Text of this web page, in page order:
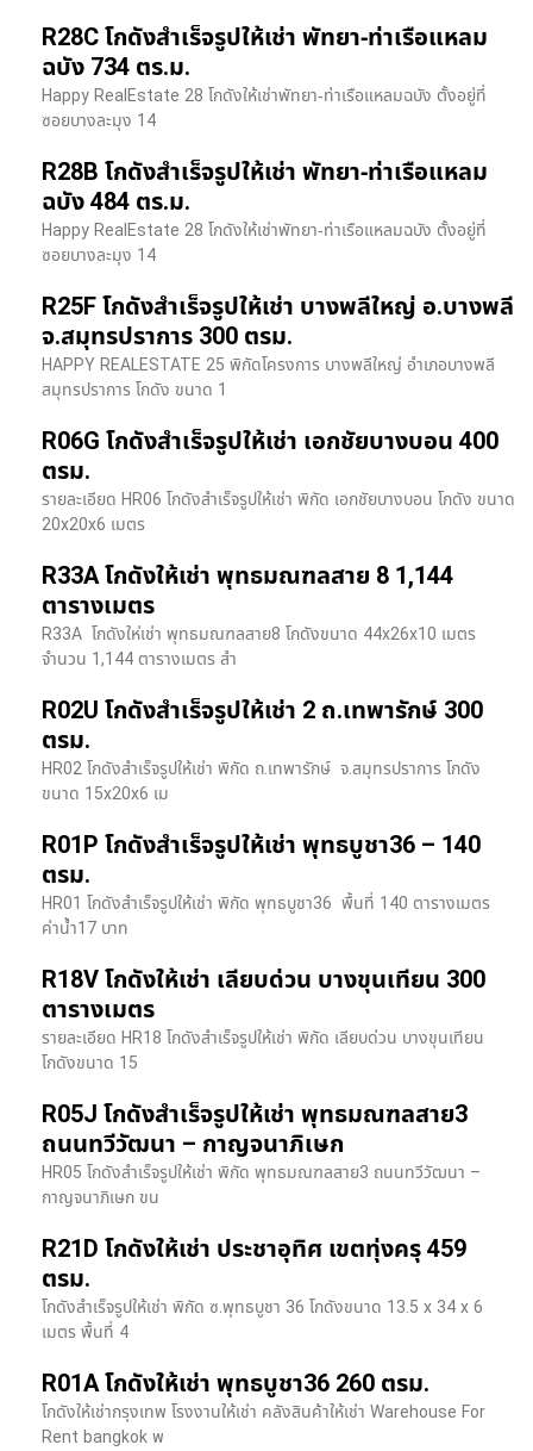
R28C โกดังสำเร็จรูปให้เช่า พัทยา-ท่าเรือแหลม
ฉบัง 734 ตร.ม.
Happy RealEstate 28 โกดังให้เช่าพัทยา-ท่าเรือแหลมฉบัง ตั้งอยู่ที่
ซอยบางละมุง 14
R28B โกดังสำเร็จรูปให้เช่า พัทยา-ท่าเรือแหลม
ฉบัง 484 ตร.ม.
Happy RealEstate 28 โกดังให้เช่าพัทยา-ท่าเรือแหลมฉบัง ตั้งอยู่ที่
ซอยบางละมุง 14
R25F โกดังสำเร็จรูปให้เช่า บางพลีใหญ่ อ.บางพลี
จ.สมุทรปราการ 300 ตรม.
HAPPY REALESTATE 25 พิกัดโครงการ บางพลีใหญ่ อำเภอบางพลี
สมุทรปราการ โกดัง ขนาด 1
R06G โกดังสำเร็จรูปให้เช่า เอกชัยบางบอน 400
ตรม.
รายละเอียด HR06 โกดังสำเร็จรูปให้เช่า พิกัด เอกชัยบางบอน โกดัง ขนาด
20x20x6 เมตร
R33A โกดังให้เช่า พุทธมณฑลสาย 8 1,144
ตารางเมตร
R33A โกดังให่เช่า พุทธมณฑลสาย8 โกดังขนาด 44x26x10 เมตร
จำนวน 1,144 ตารางเมตร สำ
R02U โกดังสำเร็จรูปให้เช่า 2 ถ.เทพารักษ์ 300
ตรม.
HR02 โกดังสำเร็จรูปให้เช่า พิกัด ถ.เทพารักษ์ จ.สมุทรปราการ โกดัง
ขนาด 15x20x6 เม
R01P โกดังสำเร็จรูปให้เช่า พุทธบูชา36 – 140
ตรม.
HR01 โกดังสำเร็จรูปให้เช่า พิกัด พุทธบูชา36 พื้นที่ 140 ตารางเมตร
ค่าน้ำ17 บาท
R18V โกดังให้เช่า เลียบด่วน บางขุนเทียน 300
ตารางเมตร
รายละเอียด HR18 โกดังสำเร็จรูปให้เช่า พิกัด เลียบด่วน​ บางขุนเทียน​
โกดังขนาด 15
R05J โกดังสำเร็จรูปให้เช่า พุทธมณฑลสาย3
ถนนทวีวัฒนา – กาญจนาภิเษก
HR05 โกดังสำเร็จรูปให้เช่า พิกัด พุทธมณฑลสาย3 ถนนทวีวัฒนา –
กาญจนาภิเษก ขน
R21D โกดังให้เช่า ประชาอุทิศ เขตทุ่งครุ 459
ตรม.
โกดังสำเร็จรูปให้เช่า พิกัด ซ.พุทธบูชา 36 โกดังขนาด 13.5 x 34 x 6
เมตร พื้นที่ 4
R01A โกดังให้เช่า พุทธบูชา36 260 ตรม.
โกดังให้เช่ากรุงเทพ โรงงานให้เช่า คลังสินค้าให้เช่า Warehouse For
Rent bangkok พ